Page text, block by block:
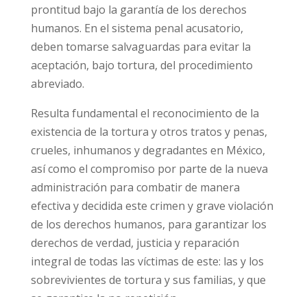
prontitud bajo la garantía de los derechos
humanos. En el sistema penal acusatorio,
deben tomarse salvaguardas para evitar la
aceptación, bajo tortura, del procedimiento
abreviado.
Resulta fundamental el reconocimiento de la
existencia de la tortura y otros tratos y penas,
crueles, inhumanos y degradantes en México,
así como el compromiso por parte de la nueva
administración para combatir de manera
efectiva y decidida este crimen y grave violación
de los derechos humanos, para garantizar los
derechos de verdad, justicia y reparación
integral de todas las víctimas de este: las y los
sobrevivientes de tortura y sus familias, y que